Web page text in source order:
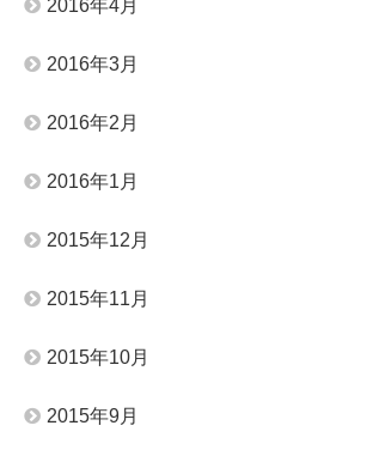
2016年4月
2016年3月
2016年2月
2016年1月
2015年12月
2015年11月
2015年10月
2015年9月